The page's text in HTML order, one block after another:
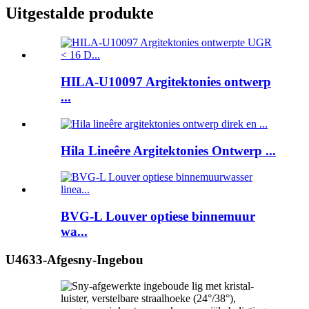
Uitgestalde produkte
HILA-U10097 Argitektonies ontwerp
...
Hila Lineêre Argitektonies Ontwerp ...
BVG-L Louver optiese binnemuur
wa...
U4633-Afgesny-Ingebou